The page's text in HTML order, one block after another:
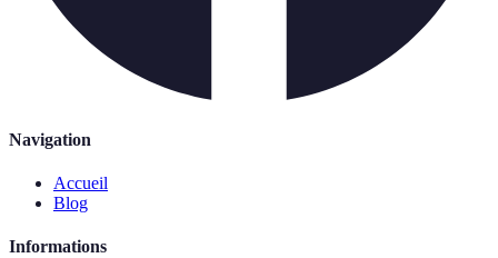
Navigation
Accueil
Blog
Informations